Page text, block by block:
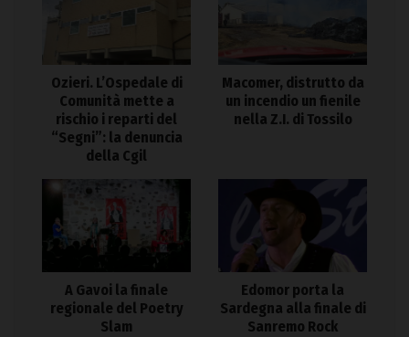
Ozieri. L’Ospedale di
Comunità mette a
rischio i reparti del
“Segni”: la denuncia
della Cgil
Macomer, distrutto da
un incendio un fienile
nella Z.I. di Tossilo
A Gavoi la finale
regionale del Poetry
Slam
Edomor porta la
Sardegna alla finale di
Sanremo Rock